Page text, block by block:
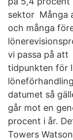
sektor Många
och många
vi passa på att
tidpunkten för
datumet så
går mot en
procent i år.
Towers